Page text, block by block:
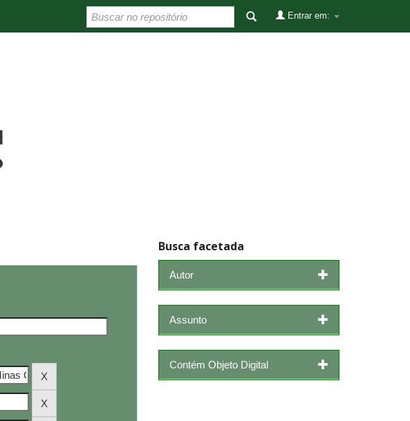
Entrar em:
Busca facetada
Autor
Assunto
Contém Objeto Digital